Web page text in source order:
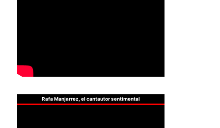
Rafa Manjarrez, el cantautor sentimental